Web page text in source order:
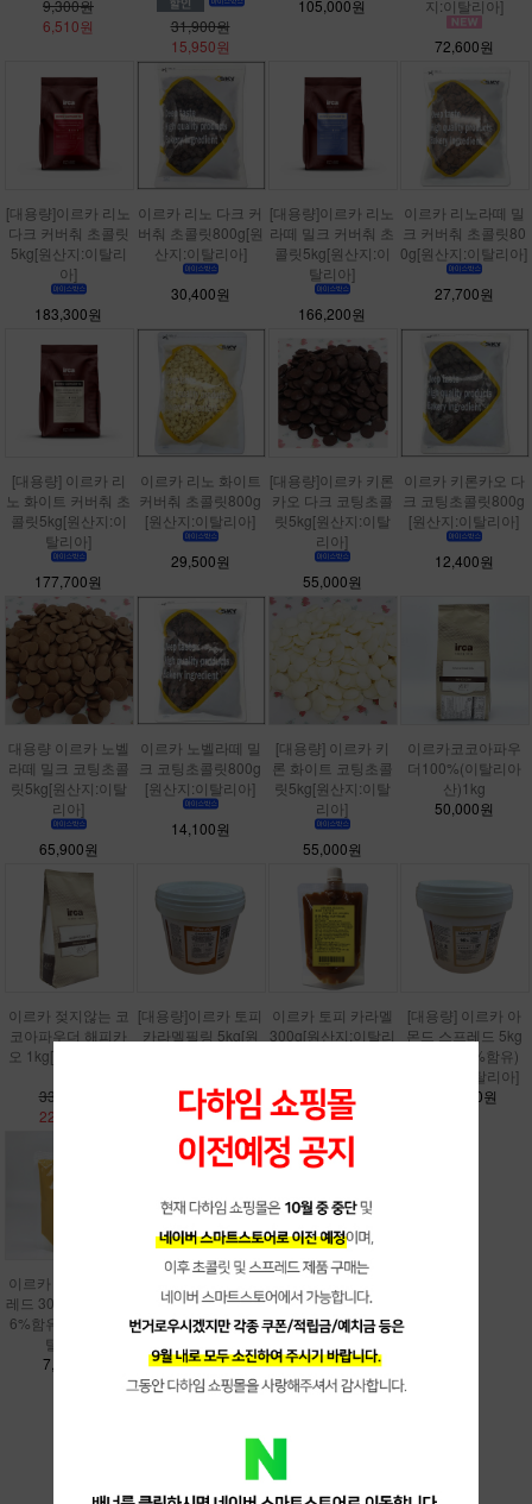
9,300원
6,510원
31,900원
15,950원
105,000원
지:이탈리아]
72,600원
[대용량]이르카 리노
다크 커버춰 초콜릿
5kg[원산지:이탈리
아]
183,300원
이르카 리노 다크 커
버춰 초콜릿800g[원
산지:이탈리아]
30,400원
[대용량]이르카 리노
라떼 밀크 커버춰 초
콜릿5kg[원산지:이
탈리아]
166,200원
이르카 리노라떼 밀
크 커버춰 초콜릿80
0g[원산지:이탈리아]
27,700원
[대용량] 이르카 리
노 화이트 커버춰 초
콜릿5kg[원산지:이
탈리아]
177,700원
이르카 리노 화이트
커버춰 초콜릿800g
[원산지:이탈리아]
29,500원
[대용량]이르카 키론
카오 다크 코팅초콜
릿5kg[원산지:이탈
리아]
55,000원
이르카 키론카오 다
크 코팅초콜릿800g
[원산지:이탈리아]
12,400원
대용량 이르카 노벨
라떼 밀크 코팅초콜
릿5kg[원산지:이탈
리아]
65,900원
이르카 노벨라떼 밀
크 코팅초콜릿800g
[원산지:이탈리아]
14,100원
[대용량] 이르카 키
론 화이트 코팅초콜
릿5kg[원산지:이탈
리아]
55,000원
이르카코코아파우
더100%(이탈리아
산)1kg
50,000원
이르카 젖지않는 코
코아파우더 해피카
오 1kg[원산지:이탈
33,000원
22,000원
[대용량]이르카 토피
카라멜필링 5kg[원
이르카 토피 카라멜
300g[원산지:이탈리
[대용량] 이르카 아
몬드 스프레드 5kg
(아몬드16%함유)
[원산지:이탈리아]
103,000원
이르카 아몬드 스프
레드 300g (아몬드1
6%함유)[원산지:이
탈리아]
7,200원
더보기 ▼